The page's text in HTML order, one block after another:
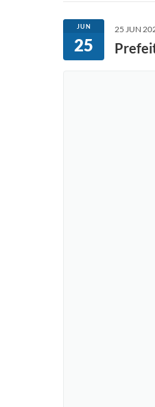
JUN
25
25 JUN